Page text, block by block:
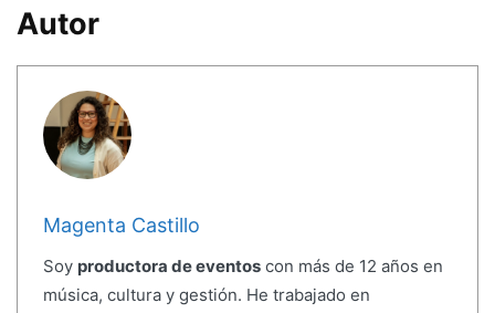
Autor
Magenta Castillo
Soy productora de eventoscon más de 12 años en
música, cultura y gestión. He trabajado en